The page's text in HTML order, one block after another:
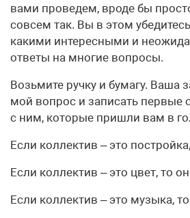
вами проведем, вроде бы
совсем так. Вы в этом
какими интересными и
ответы на многие вопросы.
Возьмите ручку и бумагу. Ваша
мой вопрос и записать первые
с ним, которые при­шли вам в
Если коллектив – это
Если коллектив – это цвет, то
Если коллектив – это музыка,